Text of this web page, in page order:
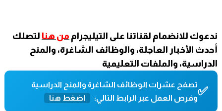
ندعوك للانضمام لقناتنا على التيليجرام من هنا لتصلك
أحدث الأخبار العاجلة، والوظائف الشاغرة، والمنح
الدراسية، والملفات التعليمية
✅تصفح عشرات الوظائف الشاغرة والمنح الدراسية
وفرص العمل عبر الرابط التالي:
اضغط هنا